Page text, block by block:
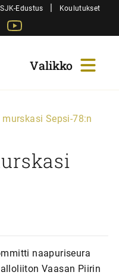
SJK-Edustus | Koulutukset
Twitter
Sepsi-78:n
naapuriseura
Vaasan Piirin